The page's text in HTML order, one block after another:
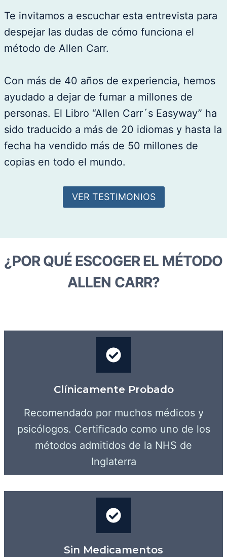
Te invitamos a escuchar esta entrevista para
despejar las dudas de cómo funciona el
método de Allen Carr.
Con más de 40 años de experiencia, hemos
ayudado a dejar de fumar a millones de
personas. El Libro “Allen Carr´s Easyway” ha
sido traducido a más de 20 idiomas y hasta la
fecha ha vendido más de 50 millones de
copias en todo el mundo.
VER TESTIMONIOS
¿POR QUÉ ESCOGER EL MÉTODO
ALLEN CARR?
Clínicamente Probado
Recomendado por muchos médicos y
psicólogos. Certificado como uno de los
métodos admitidos de la NHS de
Inglaterra
Sin Medicamentos